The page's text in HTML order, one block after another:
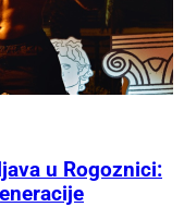
u Rogoznici: